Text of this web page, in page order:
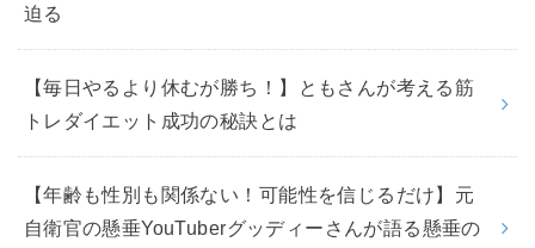
迫る
【毎日やるより休むが勝ち！】ともさんが考える筋
トレダイエット成功の秘訣とは
【年齢も性別も関係ない！可能性を信じるだけ】元
自衛官の懸垂YouTuberグッディーさんが語る懸垂の